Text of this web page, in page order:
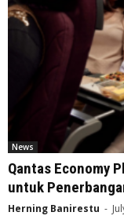
News
Qantas Economy
untuk
Herning Banirestu -